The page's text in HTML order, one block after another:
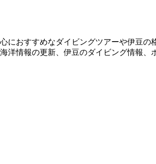
におすすめなダイビングツアーや伊豆
情報の更新、伊豆のダイビング情報、